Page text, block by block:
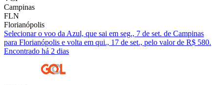
Campinas
FLN
Florianópolis
Selecionar o voo da Azul, que sai em seg., 7 de set. de Campinas
para Florianópolis e volta em qui., 17 de set., pelo valor de R$ 580.
Encontrado há 2 dias